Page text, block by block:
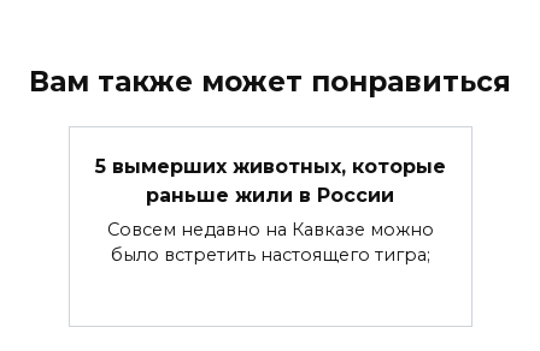
Вам также может понравиться
5 вымерших животных, которые
раньше жили в России
Совсем недавно на Кавказе можно
было встретить настоящего тигра;